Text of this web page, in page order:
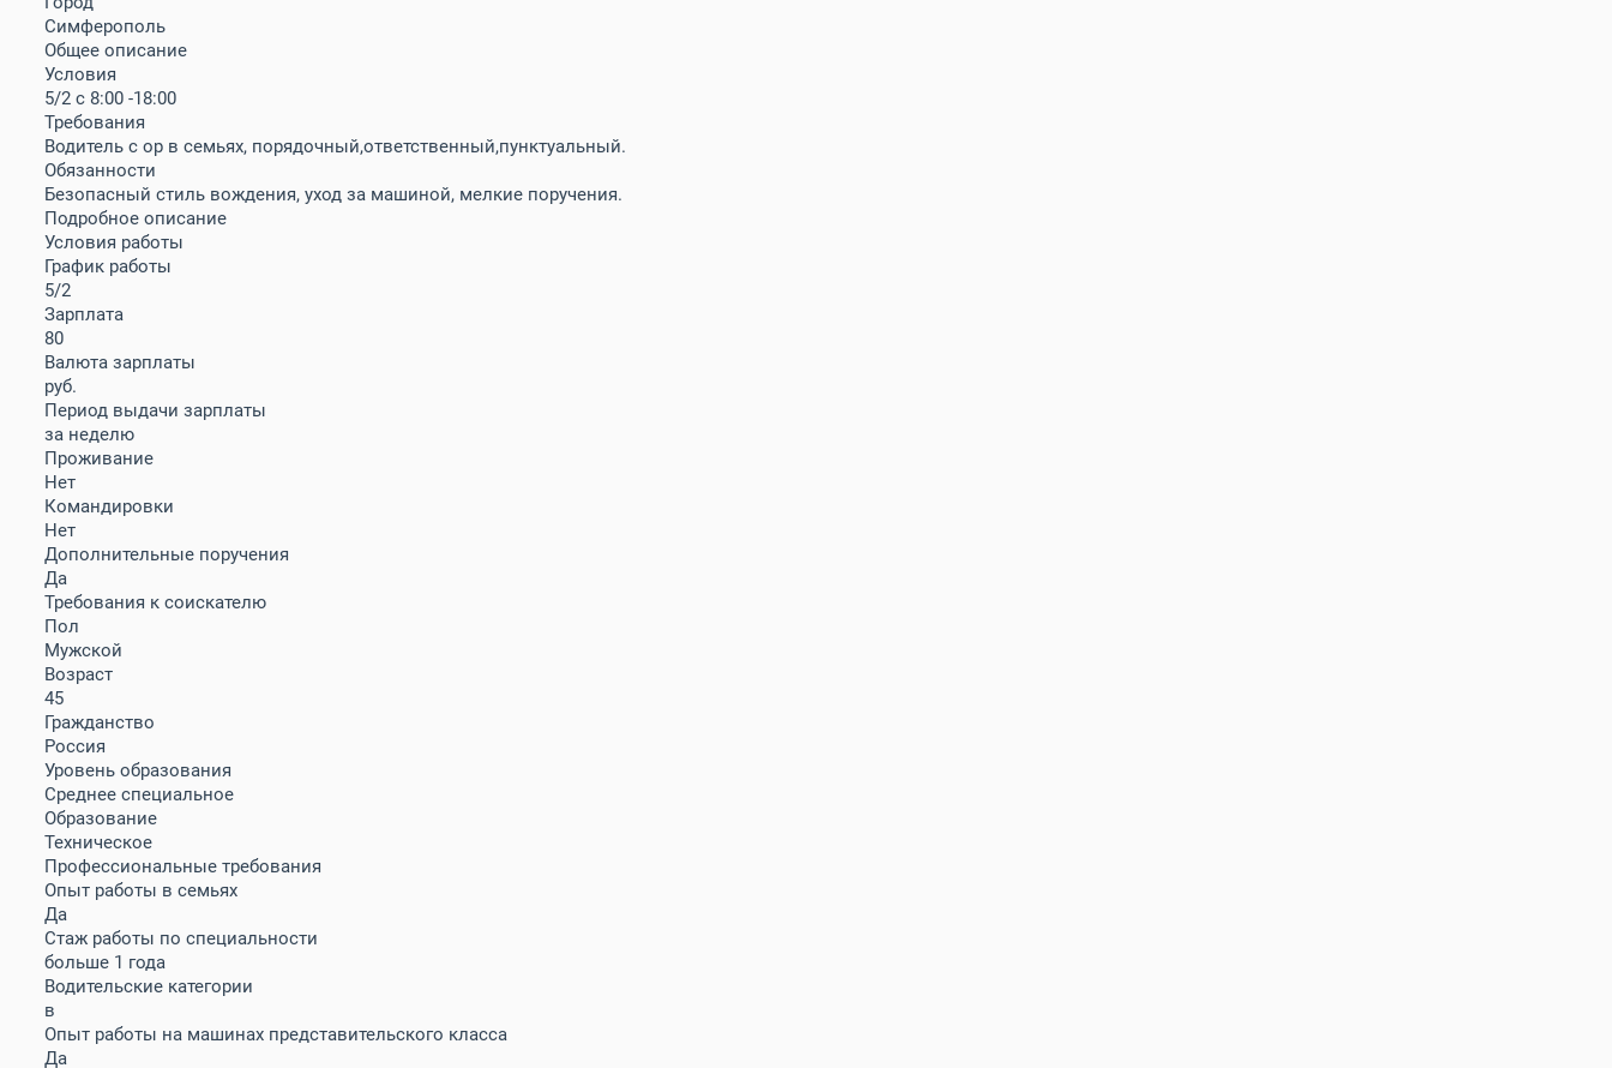
Симферополь
Общее описание
Условия
5/2 с 8:00 -18:00
Требования
Водитель с ор в семьях, порядочный,ответственный,пунктуальный.
Обязанности
Безопасный стиль вождения, уход за машиной, мелкие поручения.
Подробное описание
Условия работы
График работы
5/2
Зарплата
80
Валюта зарплаты
руб.
Период выдачи зарплаты
за неделю
Проживание
Нет
Командировки
Нет
Дополнительные поручения
Да
Требования к соискателю
Пол
Мужской
Возраст
45
Гражданство
Россия
Уровень образования
Cреднее специальное
Образование
Техническое
Профессиональные требования
Опыт работы в семьях
Да
Стаж работы по специальности
больше 1 года
Водительские категории
в
Опыт работы на машинах представительского класса
Да